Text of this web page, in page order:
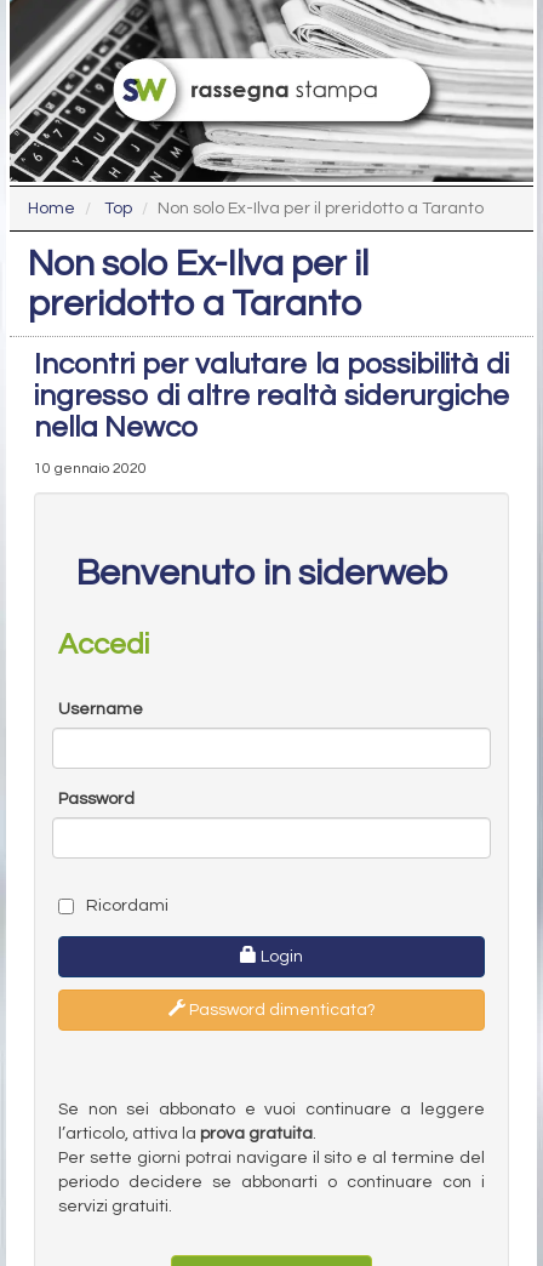
Home Top Non solo Ex-Ilva per il preridotto a Taranto
Non solo Ex-Ilva per il
preridotto a Taranto
Incontri per valutare la possibilità di
ingresso di altre realtà siderurgiche
nella Newco
10 gennaio 2020
Benvenuto in siderweb
Accedi
Username
Password
Ricordami
Login
Password dimenticata?
Se non sei abbonato e vuoi continuare a leggere
l’articolo, attiva la prova gratuita.
Per sette giorni potrai navigare il sito e al termine del
periodo decidere se abbonarti o continuare con i
servizi gratuiti.